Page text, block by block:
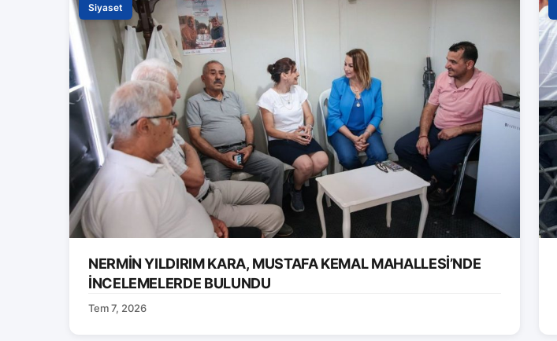
Siyaset
NERMİN YILDIRIM KARA, MUSTAFA KEMAL MAHALLESİ’NDE
İNCELEMELERDE BULUNDU
Tem 7, 2026